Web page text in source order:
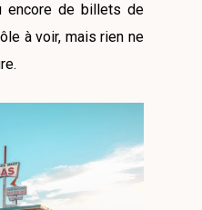
encore de billets de
à voir, mais rien ne